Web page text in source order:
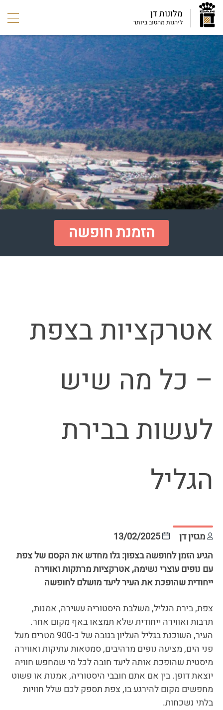
מלונות דן
ליהנות מהטוב ביותר
הזמנת חופשה
אטרקציות בצפת
– כל מה שיש
לעשות בבירת
הגליל
מגזין דן
13/02/2025
הגיע הזמן לחופשה בצפון: גלו מחדש את הקסם של צפת
עם נופים עוצרי נשימה, אטרקציות מרתקות ואווירה
ייחודית שהופכת את העיר ליעד מושלם לחופשה
צפת, בירת הגליל, משלבת היסטוריה עשירה, אמנות,
תרבות ואווירה ייחודית שלא תמצאו באף מקום אחר.
העיר, השוכנת בגליל העליון בגובה של כ-900 מטרים מעל
פני הים, מציעה נופים מרהיבים, סמטאות עתיקות ואווירה
מיסטית שהופכת אותה ליעד חובה לכל מי שמחפש חוויה
יוצאת דופן. בין אם אתם חובבי היסטוריה, אמנות או פשוט
מחפשים מקום להירגע בו, צפת תספק לכם שלל חוויות
בלתי נשכחות.